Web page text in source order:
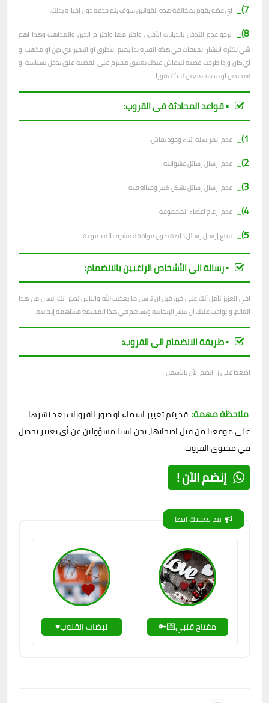
7)_ أي عضو يقوم بمخالفة هذه القوانين سوف يتم حذفه دون إخباره بذلك.
8)_
نرجو عدم التدخل بالديانات الأخرى واحترامها واحترام الدين والمذاهب وهذا اهم
شي لكثرة انتشار الخلافات في هذه الفترة لذا يمنع التطرق او التحيز لاي دين او مذهب او
أي كان وإذا طرحت قضية للنقاش عندك تعليق محترم على القضية علق تدخل بسياسة او
تسب دين او مذهب معين تحذف فورا.
▪︎ قواعد المحادثة في القروب:
1)_
عدم المراسلة اثناء وجود نقاش.
2)_ عدم ارسال رسائل عشوائية.
3)_ عدم ارسال رسائل بشكل كبير ومبالغ فيه.
4)_ عدم ازعاج اعضاء المجموعة.
5)_ يمنع إرسال رسائل خاصة بدون موافقة مشرف المجموعة.
▪︎ رسالة الى الأشخاص الراغبين بالانضمام:
اخي العزيز نأمل أنك على خير، قبل ان ترسل ما يغضب الله والناس تذكر انك انسان من هذا
العالم، والواجب عليك ان تنشر الإيجابية وتساهم في هذا المجتمع مساهمة إيجابية.
▪︎ طريقة الانضمام الى القروب:
اضغط على زر انضم الآن بالأسفل
ملاحظة مهمة: قد يتم تغيير اسماء او صور القروبات بعد نشرها
على موقعنا من قبل اصحابها، نحن لسنا مسؤولين عن أي تغيير يحصل
في محتوى القروب.
إنضم الآن !
قد يعجبك ايضا
مفتاح قلبي💌🔑 نبضات القلوب♥